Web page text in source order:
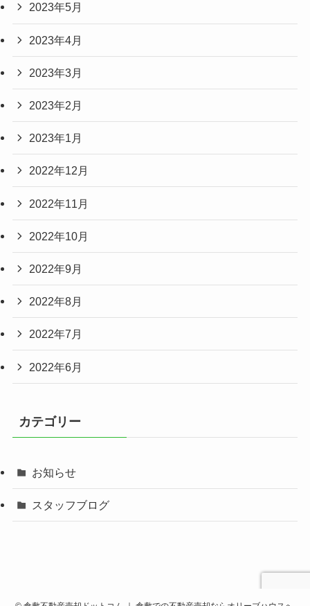
2023年5月
2023年4月
2023年3月
2023年2月
2023年1月
2022年12月
2022年11月
2022年10月
2022年9月
2022年8月
2022年7月
2022年6月
カテゴリー
お知らせ
スタッフブログ